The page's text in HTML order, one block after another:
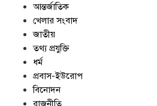
আন্তর্জাতিক
খেলার সংবাদ
জাতীয়
তথ্য প্রযুক্তি
ধর্ম
প্রবাস-ইউরোপ
বিনোদন
রাজনীতি